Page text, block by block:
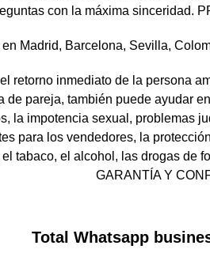
con la máxima sinceridad.
en Madrid, Barcelona, Sevilla,
retorno inmediato de la persona
de pareja, también puede ayudar
la impotencia sexual, problemas
para los vendedores, la
tabaco, el alcohol, las drogas de
GARANTÍA Y
Total Whatsapp